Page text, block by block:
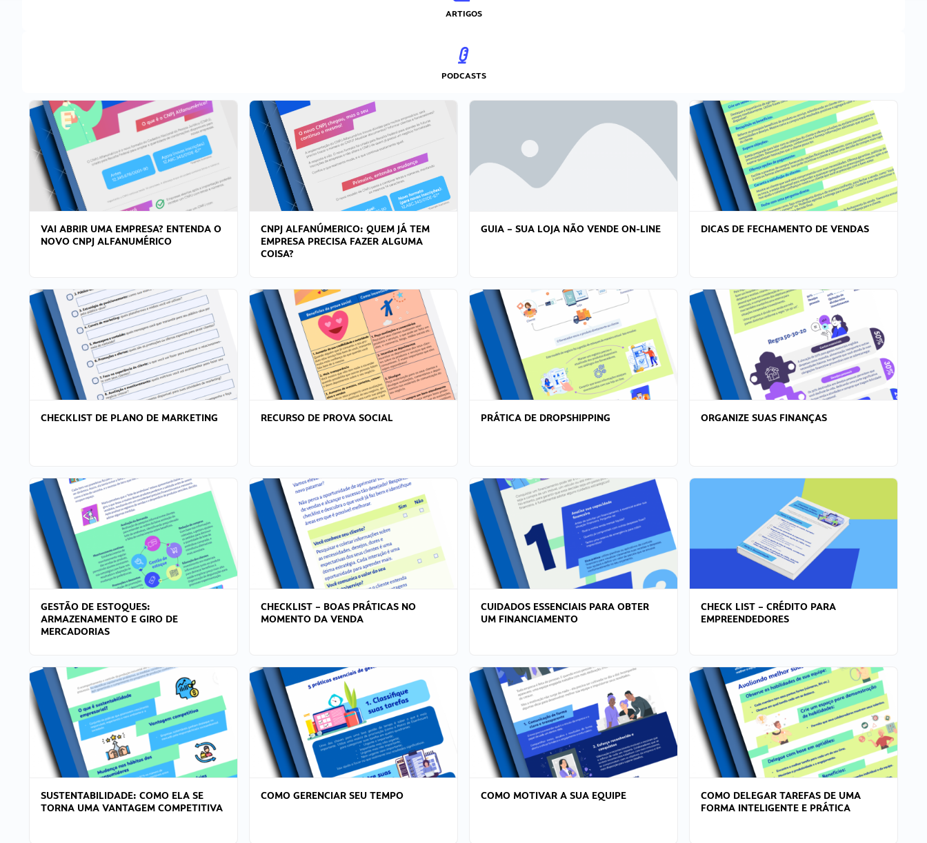
ARTIGOS
PODCASTS
VAI ABRIR UMA EMPRESA? ENTENDA O
NOVO CNPJ ALFANUMÉRICO
CNPJ ALFANÚMERICO: QUEM JÁ TEM
EMPRESA PRECISA FAZER ALGUMA
COISA?
GUIA – SUA LOJA NÃO VENDE ON-LINE DICAS DE FECHAMENTO DE VENDAS
CHECKLIST DE PLANO DE MARKETING RECURSO DE PROVA SOCIAL PRÁTICA DE DROPSHIPPING ORGANIZE SUAS FINANÇAS
GESTÃO DE ESTOQUES:
ARMAZENAMENTO E GIRO DE
MERCADORIAS
CHECKLIST – BOAS PRÁTICAS NO
MOMENTO DA VENDA
CUIDADOS ESSENCIAIS PARA OBTER
UM FINANCIAMENTO
CHECK LIST – CRÉDITO PARA
EMPREENDEDORES
SUSTENTABILIDADE: COMO ELA SE
TORNA UMA VANTAGEM COMPETITIVA
COMO GERENCIAR SEU TEMPO COMO MOTIVAR A SUA EQUIPE
COMO DELEGAR TAREFAS DE UMA
FORMA INTELIGENTE E PRÁTICA